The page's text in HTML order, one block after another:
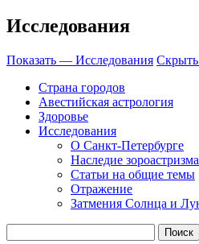
Исследования
Показать — Исследования
Страна городов
Авестийская астрология
Здоровье
Исследования
О Санкт-Петербурге
Наследие зороастризма
Cтатьи на общие темы
Отражение
Затмения Солнца и